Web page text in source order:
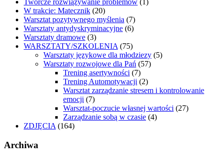
Twórcze rozwiązywanie problemów (1)
W trakcie: Matecznik (20)
Warsztat pozytywnego myślenia (7)
Warsztaty antydyskryminacyjne (6)
Warsztaty dramowe (3)
WARSZTATY/SZKOLENIA(75)
Warsztaty językowe dla młodziezy (5)
Warsztaty rozwojowe dla Pań (57)
Trening asertywności (7)
Trening Automotywacji (2)
Warsztat zarządzanie stresem i kontrolowanie
emocji (7)
Warsztat-poczucie własnej wartości (27)
Zarządzanie sobą w czasie (4)
ZDJĘCIA(164)
Archiwa